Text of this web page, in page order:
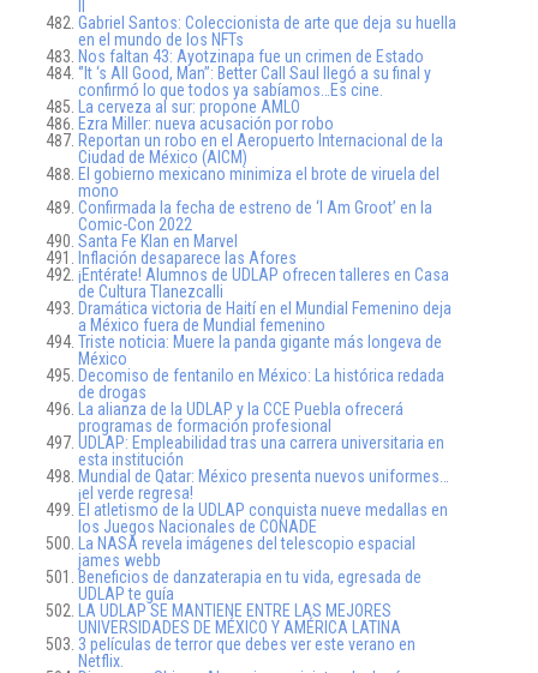
Gabriel Santos: Coleccionista de arte que deja su huella
en el mundo de los NFTs
Nos faltan 43: Ayotzinapa fue un crimen de Estado
‘’It ‘s All Good, Man’’: Better Call Saul llegó a su final y
confirmó lo que todos ya sabíamos…Es cine.
La cerveza al sur: propone AMLO
Ezra Miller: nueva acusación por robo
Reportan un robo en el Aeropuerto Internacional de la
Ciudad de México (AICM)
El gobierno mexicano minimiza el brote de viruela del
mono
Confirmada la fecha de estreno de ‘I Am Groot’ en la
Comic-Con 2022
Santa Fe Klan en Marvel
Inflación desaparece las Afores
¡Entérate! Alumnos de UDLAP ofrecen talleres en Casa
de Cultura Tlanezcalli
Dramática victoria de Haití en el Mundial Femenino deja
a México fuera de Mundial femenino
Triste noticia: Muere la panda gigante más longeva de
México
Decomiso de fentanilo en México: La histórica redada
de drogas
La alianza de la UDLAP y la CCE Puebla ofrecerá
programas de formación profesional
UDLAP: Empleabilidad tras una carrera universitaria en
esta institución
Mundial de Qatar: México presenta nuevos uniformes…
¡el verde regresa!
El atletismo de la UDLAP conquista nueve medallas en
los Juegos Nacionales de CONADE
La NASA revela imágenes del telescopio espacial
james webb
Beneficios de danzaterapia en tu vida, egresada de
UDLAP te guía
LA UDLAP SE MANTIENE ENTRE LAS MEJORES
UNIVERSIDADES DE MÉXICO Y AMÉRICA LATINA
3 películas de terror que debes ver este verano en
Netflix.